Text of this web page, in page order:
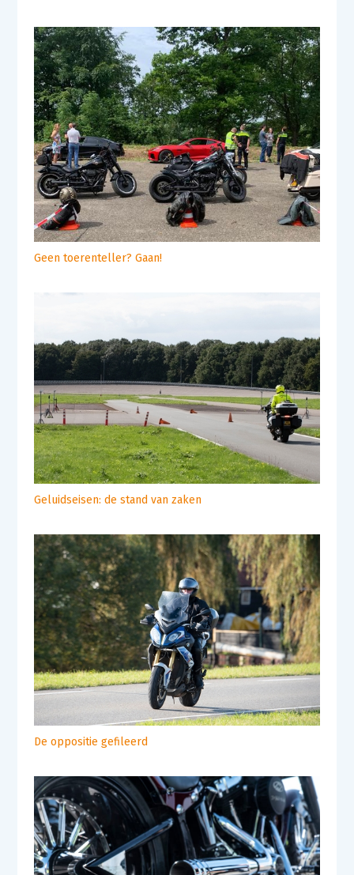
Geen toerenteller? Gaan!
Geluidseisen: de stand van zaken
De oppositie gefileerd